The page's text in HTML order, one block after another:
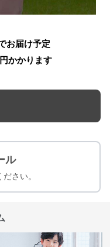
お届け予定
円かかります
ル
さい。